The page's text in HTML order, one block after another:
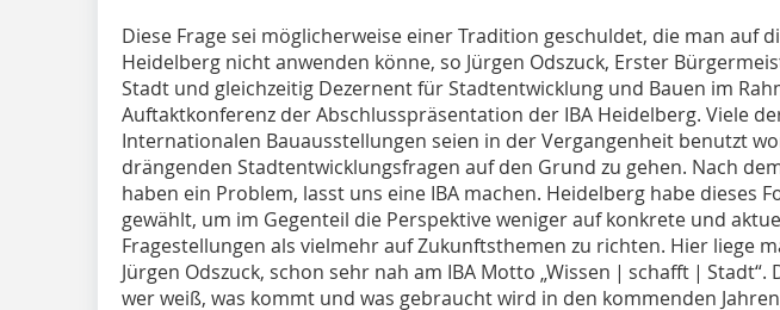
Diese Frage sei möglicherweise einer Tradition geschuldet, die man auf
Heidelberg nicht anwenden könne, so Jürgen Odszuck, Erster
Stadt und gleichzeitig Dezernent für Stadtentwicklung und Bauen im
Auftaktkonferenz der Abschlusspräsentation der IBA Heidelberg. Viele
Internationalen Bauausstellungen seien in der Vergangenheit benutzt
drängenden Stadtentwicklungsfragen auf den Grund zu gehen. Nach
haben ein Problem, lasst uns eine IBA machen. Heidelberg habe dieses
gewählt, um im Gegenteil die Perspektive weniger auf konkrete und
Fragestellungen als vielmehr auf Zukunftsthemen zu richten. Hier liege
Jürgen Odszuck, schon sehr nah am IBA Motto „Wissen | schafft | Stadt“.
wer weiß, was kommt und was gebraucht wird in den kommenden